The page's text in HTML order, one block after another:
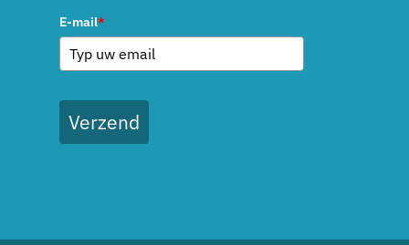
E-mail*
Verzend